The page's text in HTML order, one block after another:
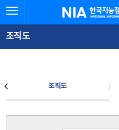
문
로
가
체
뉴
바
가
한국지능정보사회진
조직도
조직도